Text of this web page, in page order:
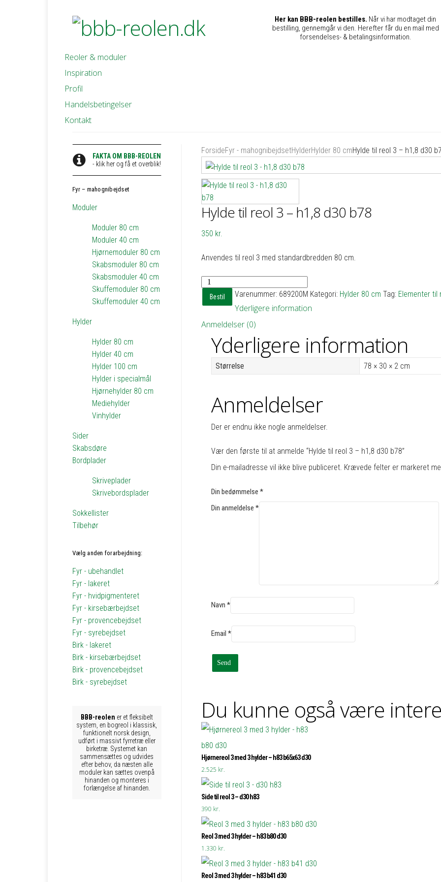
Her kan BBB-reolen bestilles. Når vi har modtaget din
bestilling, gennemgår vi den. Herefter får du en mail med
forsendelses- & betalingsinformation.
Reoler & moduler
Inspiration
Profil
Handelsbetingelser
Kontakt
ForsideFyr - mahognibejdsetHylderHylder 80 cmHylde til reol 3 – h1,8 d30
Hylde til reol 3 – h1,8 d30 b78
350 kr.
Anvendes til reol 3 med standardbredden 80 cm.
Hylde
reol
-
h1,8
antal
Bestil Varenummer: 689200M Kategori: Hylder 80 cm Tag: Elementer til
Yderligere information
Anmeldelser (0)
Yderligere information
Størrelse 78 × 30 × 2 cm
Anmeldelser
Der er endnu ikke nogle anmeldelser.
Vær den første til at anmelde “Hylde til reol 3 – h1,8 d30 b78”
Din e-mailadresse vil ikke blive publiceret. Krævede felter er markeret
Din bedømmelse *
Din anmeldelse *
Navn *
Email *
Du kunne også være
Hjørnereol 3 med 3 hylder – h83 b65x63 d30
2.525 kr.
Side til reol 3 – d30 h83
390 kr.
Reol 3 med 3 hylder – h83 b80 d30
1.330 kr.
Reol 3 med 3 hylder – h83 b41 d30
FAKTA OM BBB-REOLEN
- klik her og få et overblik!
Fyr – mahognibejdset
Moduler
Moduler 80 cm
Moduler 40 cm
Hjørnemoduler 80 cm
Skabsmoduler 80 cm
Skabsmoduler 40 cm
Skuffemoduler 80 cm
Skuffemoduler 40 cm
Hylder
Hylder 80 cm
Hylder 40 cm
Hylder 100 cm
Hylder i specialmål
Hjørnehylder 80 cm
Mediehylder
Vinhylder
Sider
Skabsdøre
Bordplader
Skriveplader
Skrivebordsplader
Sokkellister
Tilbehør
Vælg anden forarbejdning:
Fyr - ubehandlet
Fyr - lakeret
Fyr - hvidpigmenteret
Fyr - kirsebærbejdset
Fyr - provencebejdset
Fyr - syrebejdset
Birk - lakeret
Birk - kirsebærbejdset
Birk - provencebejdset
Birk - syrebejdset
BBB-reolen er et fleksibelt
system, en bogreol i klassisk,
funktionelt norsk design,
udført i massivt fyrretræ eller
birketræ. Systemet kan
sammensættes og udvides
efter behov, da næsten alle
moduler kan sættes ovenpå
hinanden og monteres i
forlængelse af hinanden.